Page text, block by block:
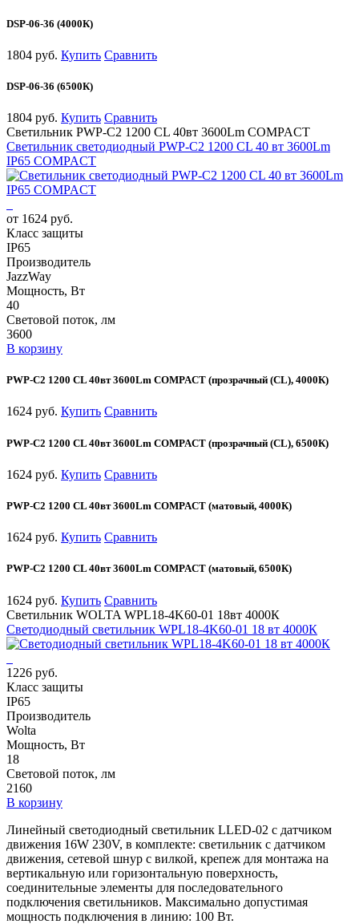
DSP-06-36 (4000К)
1804 руб. Купить Сравнить
DSP-06-36 (6500К)
1804 руб. Купить Сравнить
Светильник PWP-С2 1200 CL 40вт 3600Lm COMPACT
Светильник светодиодный PWP-С2 1200 CL 40 вт 3600Lm
IP65 COMPACT
от 1624 руб.
Класс защиты
IP65
Производитель
JazzWay
Мощность, Вт
40
Световой поток, лм
3600
В корзину
PWP-С2 1200 CL 40вт 3600Lm COMPACT (прозрачный (CL), 4000К)
1624 руб. Купить Сравнить
PWP-С2 1200 CL 40вт 3600Lm COMPACT (прозрачный (CL), 6500К)
1624 руб. Купить Сравнить
PWP-С2 1200 CL 40вт 3600Lm COMPACT (матовый, 4000К)
1624 руб. Купить Сравнить
PWP-С2 1200 CL 40вт 3600Lm COMPACT (матовый, 6500К)
1624 руб. Купить Сравнить
Светильник WOLTA WPL18-4K60-01 18вт 4000К
Светодиодный светильник WPL18-4K60-01 18 вт 4000К
1226 руб.
Класс защиты
IP65
Производитель
Wolta
Мощность, Вт
18
Световой поток, лм
2160
В корзину
Линейный светодиодный светильник LLED-02 с датчиком
движения 16W 230V, в комплекте: светильник с датчиком
движения, сетевой шнур с вилкой, крепеж для монтажа на
вертикальную или горизонтальную поверхность,
соединительные элементы для последовательного
подключения светильников. Максимально допустимая
мощность подключения в линию: 100 Вт.